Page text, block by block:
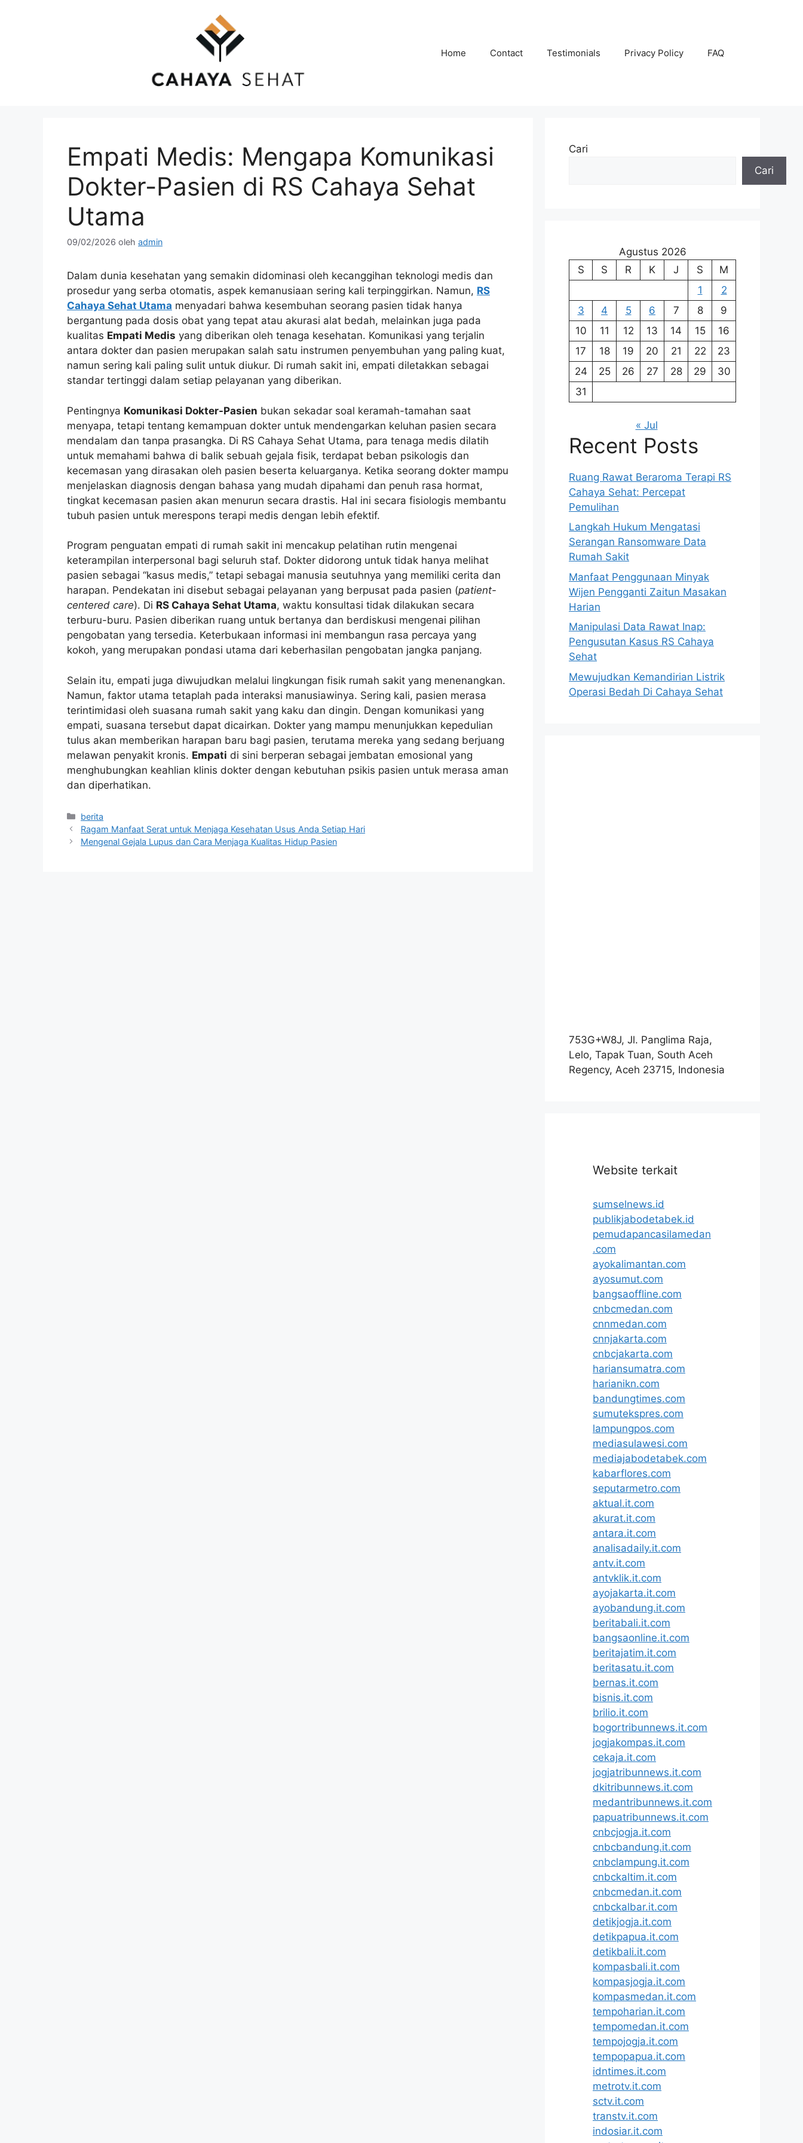
Home Contact Testimonials Privacy Policy FAQ
Empati Medis: Mengapa Komunikasi
Dokter-Pasien di RS Cahaya Sehat
Utama
09/02/2026 oleh admin
Dalam dunia kesehatan yang semakin didominasi oleh kecanggihan teknologi medis dan
prosedur yang serba otomatis, aspek kemanusiaan sering kali terpinggirkan. Namun, RS
Cahaya Sehat Utama menyadari bahwa kesembuhan seorang pasien tidak hanya
bergantung pada dosis obat yang tepat atau akurasi alat bedah, melainkan juga pada
kualitas Empati Medis yang diberikan oleh tenaga kesehatan. Komunikasi yang terjalin
antara dokter dan pasien merupakan salah satu instrumen penyembuhan yang paling kuat,
namun sering kali paling sulit untuk diukur. Di rumah sakit ini, empati diletakkan sebagai
standar tertinggi dalam setiap pelayanan yang diberikan.
Pentingnya Komunikasi Dokter-Pasien bukan sekadar soal keramah-tamahan saat
menyapa, tetapi tentang kemampuan dokter untuk mendengarkan keluhan pasien secara
mendalam dan tanpa prasangka. Di RS Cahaya Sehat Utama, para tenaga medis dilatih
untuk memahami bahwa di balik sebuah gejala fisik, terdapat beban psikologis dan
kecemasan yang dirasakan oleh pasien beserta keluarganya. Ketika seorang dokter mampu
menjelaskan diagnosis dengan bahasa yang mudah dipahami dan penuh rasa hormat,
tingkat kecemasan pasien akan menurun secara drastis. Hal ini secara fisiologis membantu
tubuh pasien untuk merespons terapi medis dengan lebih efektif.
Program penguatan empati di rumah sakit ini mencakup pelatihan rutin mengenai
keterampilan interpersonal bagi seluruh staf. Dokter didorong untuk tidak hanya melihat
pasien sebagai “kasus medis,” tetapi sebagai manusia seutuhnya yang memiliki cerita dan
harapan. Pendekatan ini disebut sebagai pelayanan yang berpusat pada pasien (patient-
centered care). Di RS Cahaya Sehat Utama, waktu konsultasi tidak dilakukan secara
terburu-buru. Pasien diberikan ruang untuk bertanya dan berdiskusi mengenai pilihan
pengobatan yang tersedia. Keterbukaan informasi ini membangun rasa percaya yang
kokoh, yang merupakan pondasi utama dari keberhasilan pengobatan jangka panjang.
Selain itu, empati juga diwujudkan melalui lingkungan fisik rumah sakit yang menenangkan.
Namun, faktor utama tetaplah pada interaksi manusiawinya. Sering kali, pasien merasa
terintimidasi oleh suasana rumah sakit yang kaku dan dingin. Dengan komunikasi yang
empati, suasana tersebut dapat dicairkan. Dokter yang mampu menunjukkan kepedulian
tulus akan memberikan harapan baru bagi pasien, terutama mereka yang sedang berjuang
melawan penyakit kronis. Empati di sini berperan sebagai jembatan emosional yang
menghubungkan keahlian klinis dokter dengan kebutuhan psikis pasien untuk merasa aman
dan diperhatikan.
Kategori
berita
Ragam Manfaat Serat untuk Menjaga Kesehatan Usus Anda Setiap Hari
Mengenal Gejala Lupus dan Cara Menjaga Kualitas Hidup Pasien
Cari
Cari
Agustus 2026
S
S R K J S
M
1
2
3
4 5 6 7 8
9
10
11 12 13 14 15
16
17
18 19 20 21 22
23
24
25 26 27 28 29
30
31
« Jul
Recent Posts
Ruang Rawat Beraroma Terapi RS
Cahaya Sehat: Percepat
Pemulihan
Langkah Hukum Mengatasi
Serangan Ransomware Data
Rumah Sakit
Manfaat Penggunaan Minyak
Wijen Pengganti Zaitun Masakan
Harian
Manipulasi Data Rawat Inap:
Pengusutan Kasus RS Cahaya
Sehat
Mewujudkan Kemandirian Listrik
Operasi Bedah Di Cahaya Sehat
753G+W8J, Jl. Panglima Raja,
Lelo, Tapak Tuan, South Aceh
Regency, Aceh 23715, Indonesia
Website terkait
sumselnews.id
publikjabodetabek.id
pemudapancasilamedan
.com
ayokalimantan.com
ayosumut.com
bangsaoffline.com
cnbcmedan.com
cnnmedan.com
cnnjakarta.com
cnbcjakarta.com
hariansumatra.com
harianikn.com
bandungtimes.com
sumutekspres.com
lampungpos.com
mediasulawesi.com
mediajabodetabek.com
kabarflores.com
seputarmetro.com
aktual.it.com
akurat.it.com
antara.it.com
analisadaily.it.com
antv.it.com
antvklik.it.com
ayojakarta.it.com
ayobandung.it.com
beritabali.it.com
bangsaonline.it.com
beritajatim.it.com
beritasatu.it.com
bernas.it.com
bisnis.it.com
brilio.it.com
bogortribunnews.it.com
jogjakompas.it.com
cekaja.it.com
jogjatribunnews.it.com
dkitribunnews.it.com
medantribunnews.it.com
papuatribunnews.it.com
cnbcjogja.it.com
cnbcbandung.it.com
cnbclampung.it.com
cnbckaltim.it.com
cnbcmedan.it.com
cnbckalbar.it.com
detikjogja.it.com
detikpapua.it.com
detikbali.it.com
kompasbali.it.com
kompasjogja.it.com
kompasmedan.it.com
tempoharian.it.com
tempomedan.it.com
tempojogja.it.com
tempopapua.it.com
idntimes.it.com
metrotv.it.com
sctv.it.com
transtv.it.com
indosiar.it.com